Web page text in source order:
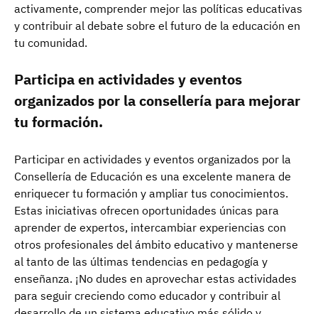
activamente, comprender mejor las políticas educativas
y contribuir al debate sobre el futuro de la educación en
tu comunidad.
Participa en actividades y eventos
organizados por la consellería para mejorar
tu formación.
Participar en actividades y eventos organizados por la
Consellería de Educación es una excelente manera de
enriquecer tu formación y ampliar tus conocimientos.
Estas iniciativas ofrecen oportunidades únicas para
aprender de expertos, intercambiar experiencias con
otros profesionales del ámbito educativo y mantenerse
al tanto de las últimas tendencias en pedagogía y
enseñanza. ¡No dudes en aprovechar estas actividades
para seguir creciendo como educador y contribuir al